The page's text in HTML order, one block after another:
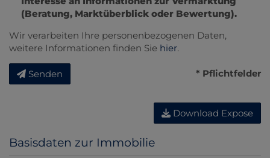
(Beratung, Marktüberblick oder Bewertung).
Wir verarbeiten Ihre personenbezogenen Daten,
weitere Informationen finden Sie hier.
Senden * Pflichtfelder
Download Expose
Basisdaten zur Immobilie